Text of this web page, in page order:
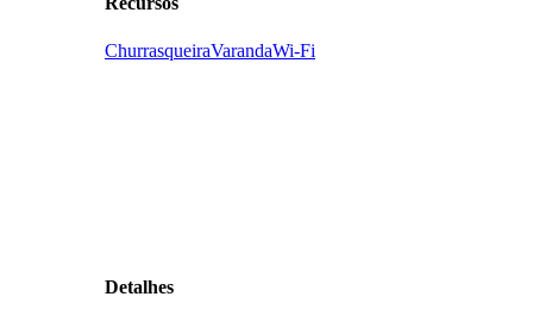
ChurrasqueiraVarandaWi-Fi
Detalhes